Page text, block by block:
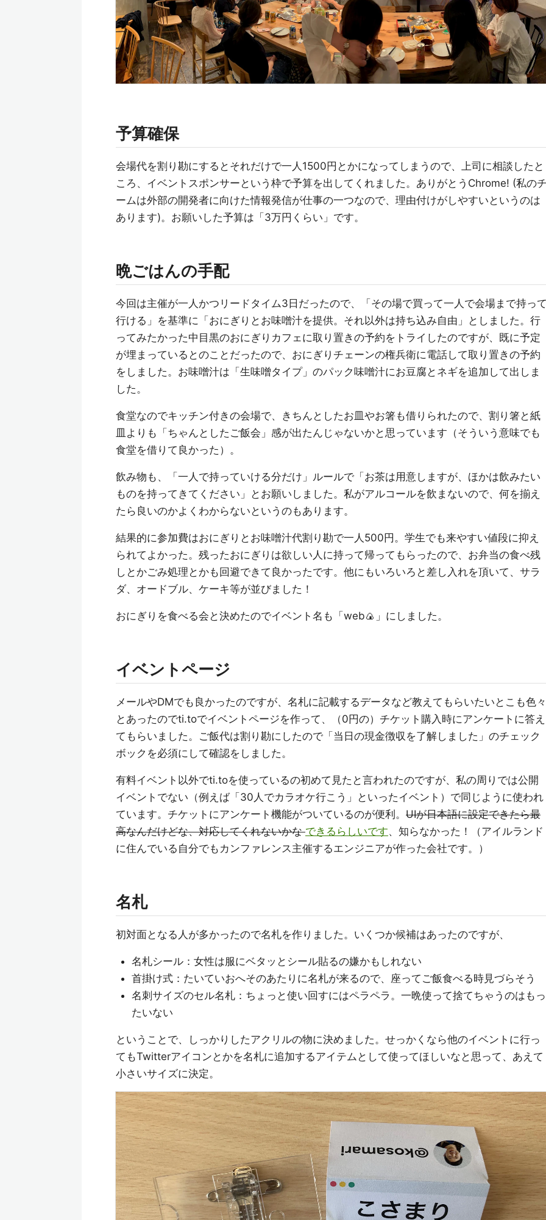
予算確保
会場代を割り勘にするとそれだけで一人1500円とかになってしまうので、上司に相談したと
ころ、イベントスポンサーという枠で予算を出してくれました。ありがとうChrome! (私の
ームは外部の開発者に向けた情報発信が仕事の一つなので、理由付けがしやすいというのは
あります)。お願いした予算は「3万円くらい」です。
晩ごはんの手配
今回は主催が一人かつリードタイム3日だったので、「その場で買って一人で会場まで持っ
行ける」を基準に「おにぎりとお味噌汁を提供。それ以外は持ち込み自由」としました。行
ってみたかった中目黒のおにぎりカフェに取り置きの予約をトライしたのですが、既に予定
が埋まっているとのことだったので、おにぎりチェーンの権兵衛に電話して取り置きの予約
をしました。お味噌汁は「生味噌タイプ」のパック味噌汁にお豆腐とネギを追加して出しま
した。
食堂なのでキッチン付きの会場で、きちんとしたお皿やお箸も借りられたので、割り箸と紙
皿よりも「ちゃんとしたご飯会」感が出たんじゃないかと思っています（そういう意味でも
食堂を借りて良かった）。
飲み物も、「一人で持っていける分だけ」ルールで「お茶は用意しますが、ほかは飲みたい
ものを持ってきてください」とお願いしました。私がアルコールを飲まないので、何を揃え
たら良いのかよくわからないというのもあります。
結果的に参加費はおにぎりとお味噌汁代割り勘で一人500円。学生でも来やすい値段に抑え
られてよかった。残ったおにぎりは欲しい人に持って帰ってもらったので、お弁当の食べ残
しとかごみ処理とかも回避できて良かったです。他にもいろいろと差し入れを頂いて、サラ
ダ、オードブル、ケーキ等が並びました！
おにぎりを食べる会と決めたのでイベント名も「web🍙」にしました。
イベントページ
メールやDMでも良かったのですが、名札に記載するデータなど教えてもらいたいとこも色々
とあったのでti.toでイベントページを作って、（0円の）チケット購入時にアンケートに答え
てもらいました。ご飯代は割り勘にしたので「当日の現金徴収を了解しました」のチェック
ボックを必須にして確認をしました。
有料イベント以外でti.toを使っているの初めて見たと言われたのですが、私の周りでは公開
イベントでない（例えば「30人でカラオケ行こう」といったイベント）で同じように使われ
ています。チケットにアンケート機能がついているのが便利。 UIが日本語に設定できたら最
高なんだけどな、対応してくれないかなできるらしいです、知らなかった！（アイルランド
に住んでいる自分でもカンファレンス主催するエンジニアが作った会社です。）
名札
初対面となる人が多かったので名札を作りました。いくつか候補はあったのですが、
名札シール：女性は服にベタッとシール貼るの嫌かもしれない
首掛け式：たいていおへそのあたりに名札が来るので、座ってご飯食べる時見づらそう
名刺サイズのセル名札：ちょっと使い回すにはペラペラ。一晩使って捨てちゃうのはもっ
たいない
ということで、しっかりしたアクリルの物に決めました。せっかくなら他のイベントに行っ
てもTwitterアイコンとかを名札に追加するアイテムとして使ってほしいなと思って、あえて
小さいサイズに決定。